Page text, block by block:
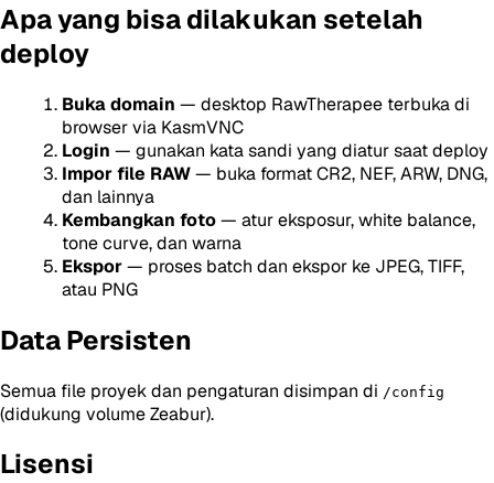
Apa yang bisa dilakukan setelah
deploy
Buka domain — desktop RawTherapee terbuka di
browser via KasmVNC
Login — gunakan kata sandi yang diatur saat deploy
Impor file RAW— buka format CR2, NEF, ARW, DNG,
dan lainnya
Kembangkan foto— atur eksposur, white balance,
tone curve, dan warna
Ekspor— proses batch dan ekspor ke JPEG, TIFF,
atau PNG
Data Persisten
Semua file proyek dan pengaturan disimpan di /config
(didukung volume Zeabur).
Lisensi